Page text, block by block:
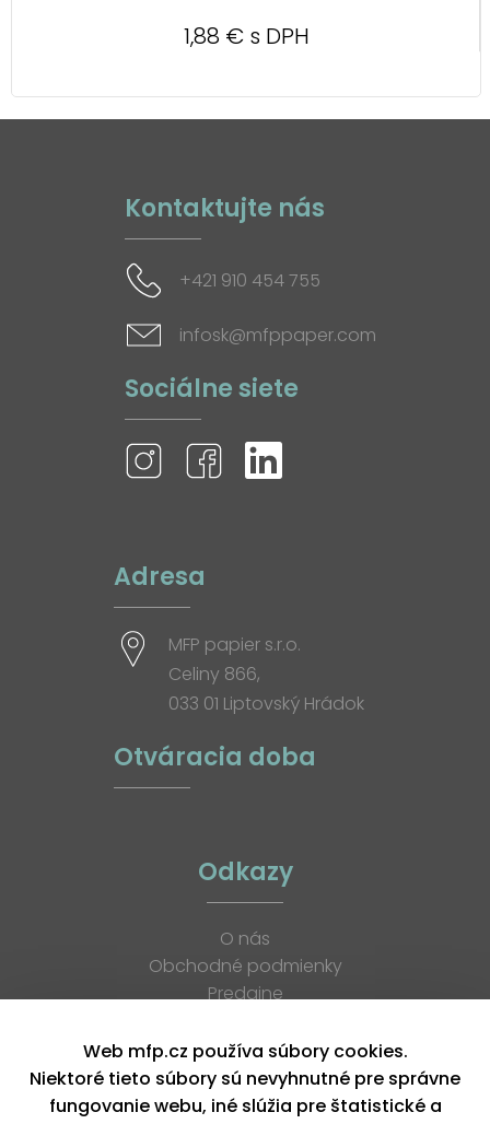
1,88 € s DPH
Kontaktujte nás
+421 910 454 755
infosk@mfppaper.com
Sociálne siete
Adresa
MFP papier s.r.o.
Celiny 866,
033 01 Liptovský Hrádok
Otváracia doba
Odkazy
O nás
Obchodné podmienky
Predajne
K stiahnutiu
Blog
Kontakt
Web mfp.cz používa súbory cookies.
Niektoré tieto súbory sú nevyhnutné pre správne
fungovanie webu, iné slúžia pre štatistické a